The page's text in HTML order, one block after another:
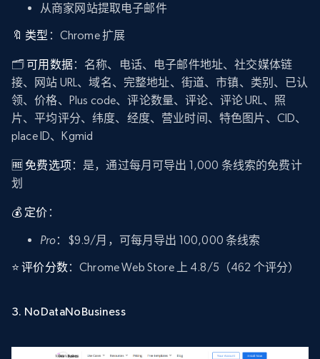
从商家网站提取电子邮件
🔖 类型 ：Chrome 扩展
🗂️可用数据：名称、电话、电子邮件地址、社交媒体链
接、网站 URL、域名、完整地址、街道、市镇、类别、已认
领、价格、Plus code、评论数量、评论、评论 URL、照
片、平均评分、纬度、经度、营业时间、特色图片、CID、
place ID、Kgmid
🆓 免费选项：是，通过每月可导出 1,000 条线索的免费计
划
💰 定价 ：
Pro：$9.9/月，可每月导出 100,000 条线索
⭐ 评价分数：Chrome Web Store 上 4.8/5（462 个评分）
3. NoDataNoBusiness